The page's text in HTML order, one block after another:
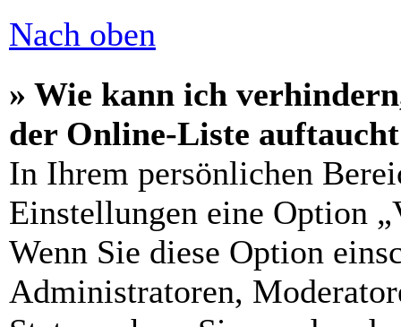
Nach oben
» Wie kann ich
der Online-Liste
In Ihrem persönlichen
Einstellungen eine Option
Wenn Sie diese Option
Administratoren,